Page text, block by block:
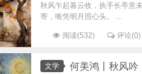
秋风乍起暮云收，执手长亭意
寄，唯凭明月照心头。 ...
阅读(532) 评论(0)
文学 何美鸿丨秋风吟